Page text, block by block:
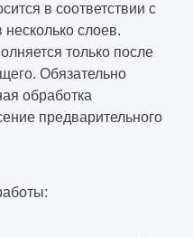
в соответствии с
несколько слоев.
только после
Обязательно
обработка
предварительного